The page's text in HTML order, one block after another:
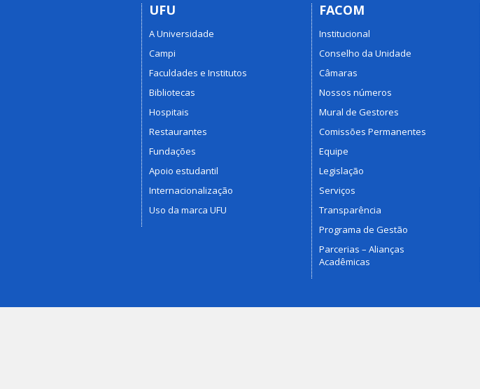
UFU
A Universidade
Campi
Faculdades e Institutos
Bibliotecas
Hospitais
Restaurantes
Fundações
Apoio estudantil
Internacionalização
Uso da marca UFU
FACOM
Institucional
Conselho da Unidade
Câmaras
Nossos números
Mural de Gestores
Comissões Permanentes
Equipe
Legislação
Serviços
Transparência
Programa de Gestão
Parcerias – Alianças
Acadêmicas